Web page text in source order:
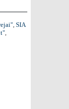
, SIA
,